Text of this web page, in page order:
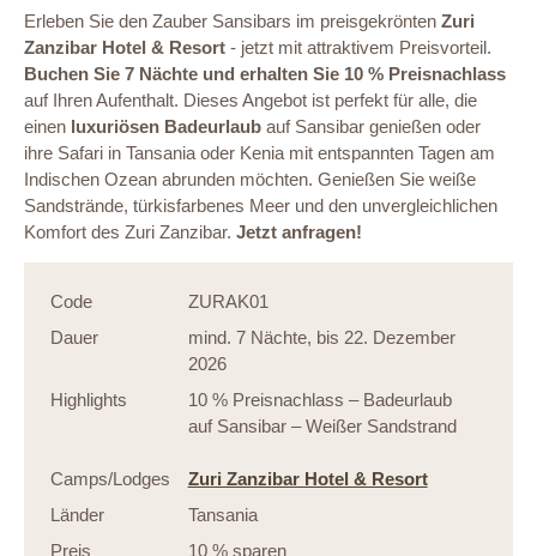
Erleben Sie den Zauber Sansibars im preisgekrönten Zuri
Zanzibar Hotel & Resort - jetzt mit attraktivem Preisvorteil.
Buchen Sie 7 Nächte und erhalten Sie 10 % Preisnachlass
auf Ihren Aufenthalt. Dieses Angebot ist perfekt für alle, die
einen luxuriösen Badeurlaub auf Sansibar genießen oder
ihre Safari in Tansania oder Kenia mit entspannten Tagen am
Indischen Ozean abrunden möchten. Genießen Sie weiße
Sandstrände, türkisfarbenes Meer und den unvergleichlichen
Komfort des Zuri Zanzibar. Jetzt anfragen!
Code
ZURAK01
Dauer
mind. 7 Nächte, bis 22. Dezember
2026
Highlights
10 % Preisnachlass – Badeurlaub
auf Sansibar – Weißer Sandstrand
Camps/Lodges
Zuri Zanzibar Hotel & Resort
Länder
Tansania
Preis
10 % sparen